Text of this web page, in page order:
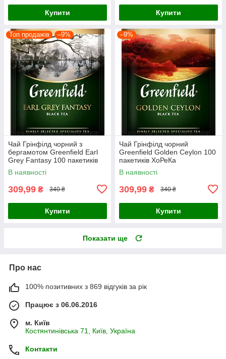
Купити Купити
Топ продажів –9%
Чай Грінфілд чорний з
бергамотом Greenfield Earl
Grey Fantasy 100 пакетиків
ХоРеКа
В наявності
309,99 ₴ 340 ₴
Купити
–9%
Чай Грінфілд чорний
Greenfield Golden Ceylon 100
пакетиків ХоРеКа
В наявності
309,99 ₴ 340 ₴
Купити
Показати ще
Про нас
100% позитивних з 869 відгуків за рік
Працює з 06.06.2016
м. Київ
Костянтинівська 71, Київ, Україна
Контакти